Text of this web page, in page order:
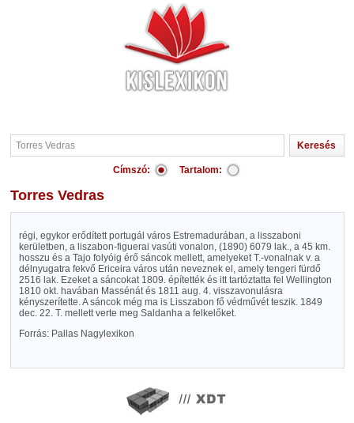
Címszó: Tartalom:
Torres Vedras
régi, egykor erődített portugál város Estremadurában, a lisszaboni
kerületben, a liszabon-figuerai vasúti vonalon, (1890) 6079 lak., a 45 km.
hosszu és a Tajo folyóig érő sáncok mellett, amelyeket T.-vonalnak v. a
délnyugatra fekvő Ericeira város után neveznek el, amely tengeri fürdő
2516 lak. Ezeket a sáncokat 1809. építették és itt tartóztatta fel Wellington
1810 okt. havában Massénát és 1811 aug. 4. visszavonulásra
kényszerítette. A sáncok még ma is Lisszabon fő védművét teszik. 1849
dec. 22. T. mellett verte meg Saldanha a felkelőket.
Forrás: Pallas Nagylexikon